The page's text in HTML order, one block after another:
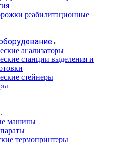
реабилитационные
анализаторы
станции выделения и
стейнеры
машины
термопринтеры